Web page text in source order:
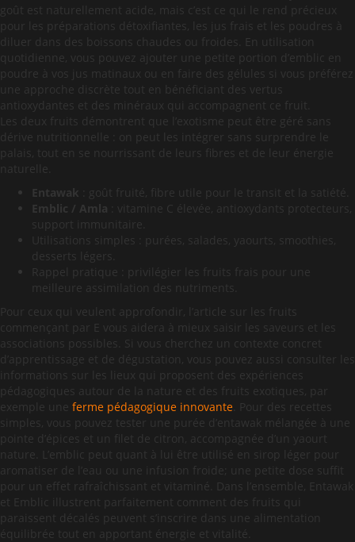
goût est naturellement acide, mais c’est ce qui le rend précieux
pour les préparations détoxifiantes, les jus frais et les poudres à
diluer dans des boissons chaudes ou froides. En utilisation
quotidienne, vous pouvez ajouter une petite portion d’emblic en
poudre à vos jus matinaux ou en faire des gélules si vous préférez
une approche discrète tout en bénéficiant des vertus
antioxydantes et des minéraux qui accompagnent ce fruit.
Les deux fruits démontrent que l’exotisme peut être géré sans
dérive nutritionnelle : on peut les intégrer sans surprendre le
palais, tout en se nourrissant de leurs fibres et de leur énergie
naturelle.
Entawak : goût fruité, fibre utile pour le transit et la satiété.
Emblic / Amla : vitamine C élevée, antioxydants protecteurs,
support immunitaire.
Utilisations simples : purées, salades, yaourts, smoothies,
desserts légers.
Rappel pratique : privilégier les fruits frais pour une
meilleure assimilation des nutriments.
Pour ceux qui veulent approfondir, l’article sur les fruits
commençant par E vous aidera à mieux saisir les saveurs et les
associations possibles. Si vous cherchez un contexte concret
d’apprentissage et de dégustation, vous pouvez aussi consulter les
informations sur les lieux qui proposent des expériences
pédagogiques autour de la nature et des fruits exotiques, par
exemple une ferme pédagogique innovante . Pour des recettes
simples, vous pouvez tester une purée d’entawak mélangée à une
pointe d’épices et un filet de citron, accompagnée d’un yaourt
nature. L’emblic peut quant à lui être utilisé en sirop léger pour
aromatiser de l’eau ou une infusion froide; une petite dose suffit
pour un effet rafraîchissant et vitaminé. Dans l’ensemble, Entawak
et Emblic illustrent parfaitement comment des fruits qui
paraissent décalés peuvent s’inscrire dans une alimentation
équilibrée tout en apportant énergie et vitalité.